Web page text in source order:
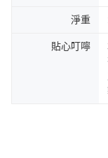
淨重
貼心叮嚀